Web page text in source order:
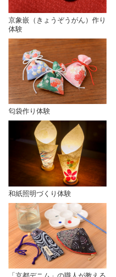
京象嵌（きょうぞうがん）作り
体験
匂袋作り体験
和紙照明づくり体験